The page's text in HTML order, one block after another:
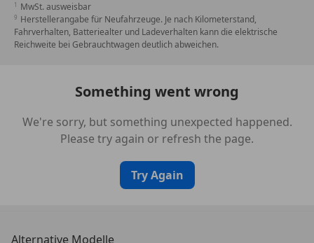
MwSt. ausweisbar
Herstellerangabe für Neufahrzeuge. Je nach Kilometerstand,
Fahrverhalten, Batteriealter und Ladeverhalten kann die elektrische
Reichweite bei Gebrauchtwagen deutlich abweichen.
Something went wrong
We're sorry, but something unexpected happened.
Please try again or refresh the page.
Try Again
Alternative Modelle